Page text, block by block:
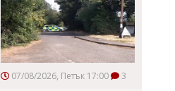
07/08/2026, Петък 17:00 3